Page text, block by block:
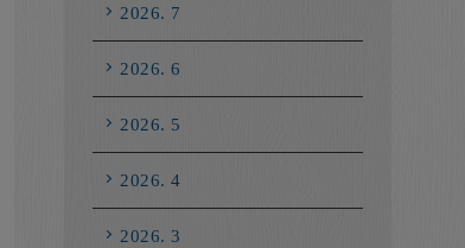
2026. 7
2026. 6
2026. 5
2026. 4
2026. 3